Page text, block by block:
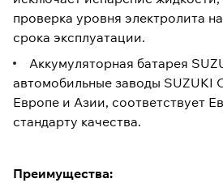
проверка уровня электролита
срока эксплуатации.
Аккумуляторная батарея
автомобильные заводы SUZUKI
Европе и Азии, соответствует
стандарту качества.
Преимущества: